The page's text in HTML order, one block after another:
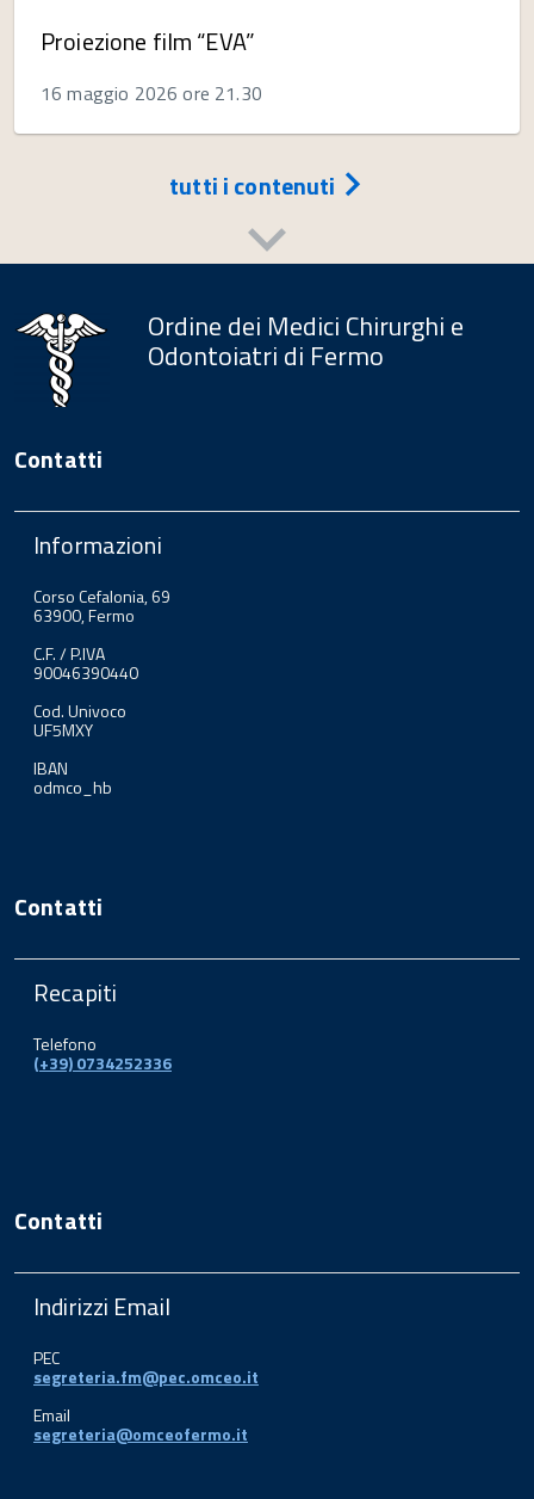
Proiezione film “EVA”
16 maggio 2026 ore 21.30
tutti i contenuti
Ordine dei Medici Chirurghi e
Odontoiatri di Fermo
Contatti
Informazioni
Corso Cefalonia, 69
63900, Fermo
C.F. / P.IVA
90046390440
Cod. Univoco
UF5MXY
IBAN
odmco_hb
Contatti
Recapiti
Telefono
(+39) 0734252336
Contatti
Indirizzi Email
PEC
segreteria.fm@pec.omceo.it
Email
segreteria@omceofermo.it